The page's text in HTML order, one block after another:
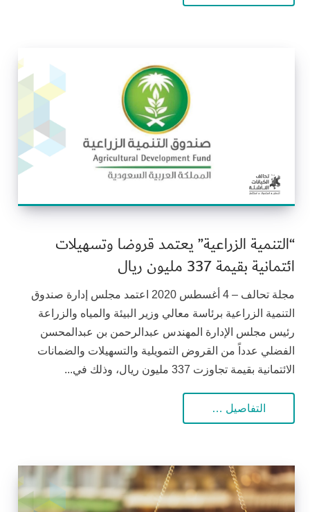
“التنمية الزراعية” يعتمد قروضا وتسهيلات
ائتمانية بقيمة 337 مليون ريال
مجلة تحالف – 4 أغسطس 2020 اعتمد مجلس إدارة صندوق
التنمية الزراعية برئاسة معالي وزير البيئة والمياه والزراعة
رئيس مجلس الإدارة المهندس عبدالرحمن بن عبدالمحسن
الفضلي عدداً من القروض التمويلية والتسهيلات والضمانات
الائتمانية بقيمة تجاوزت 337 مليون ريال، وذلك في...
التفاصيل …